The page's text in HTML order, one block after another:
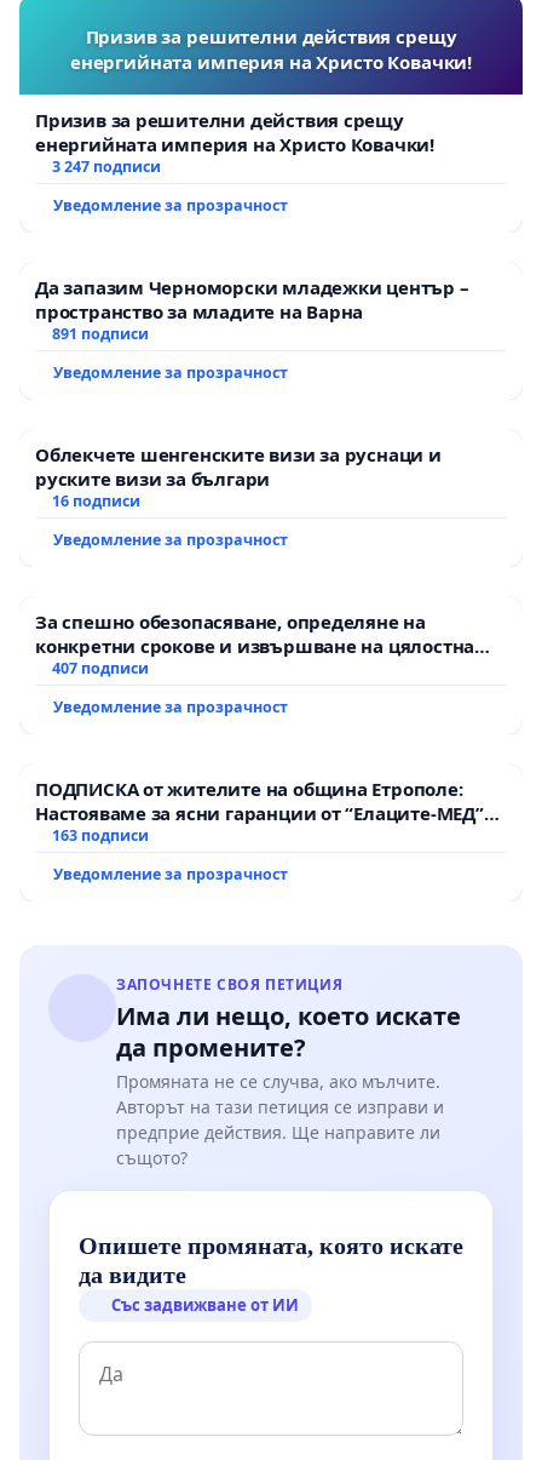
Призив за решителни действия срещу
енергийната империя на Христо Ковачки!
Призив за решителни действия срещу
енергийната империя на Христо Ковачки!
3 247 подписи
Уведомление за прозрачност
Да запазим Черноморски младежки център –
пространство за младите на Варна
891 подписи
Уведомление за прозрачност
Облекчете шенгенските визи за руснаци и
руските визи за българи
16 подписи
Уведомление за прозрачност
За спешно обезопасяване, определяне на
конкретни срокове и извършване на цялостна
рехабилитация на републиканския път между
Мирово - к.к. Момин проход
407 подписи
Уведомление за прозрачност
ПОДПИСКА от жителите на община Етрополе:
Настояваме за ясни гаранции от “Елаците-МЕД”
АД и от държавата, че ще се изпълнят всички
163 подписи
Уведомление за прозрачност
ЗАПОЧНЕТЕ СВОЯ ПЕТИЦИЯ
Има ли нещо, което искате
да промените?
Промяната не се случва, ако мълчите.
Авторът на тази петиция се изправи и
предприе действия. Ще направите ли
същото?
Опишете промяната, която искате
да видите
Със задвижване от ИИ